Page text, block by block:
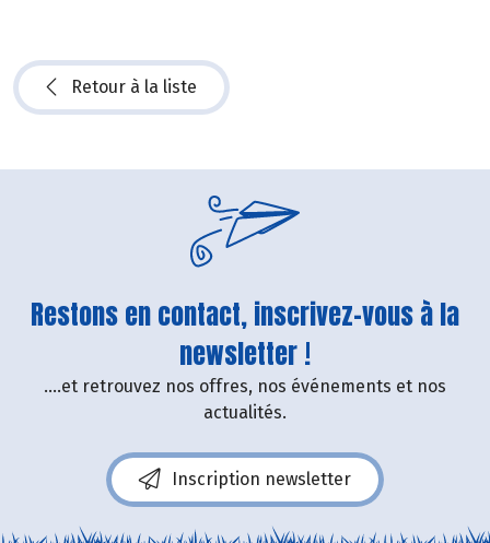
Retour à la liste
Restons en contact, inscrivez-vous à la
newsletter !
....et retrouvez nos offres, nos événements et nos
actualités.
Inscription newsletter